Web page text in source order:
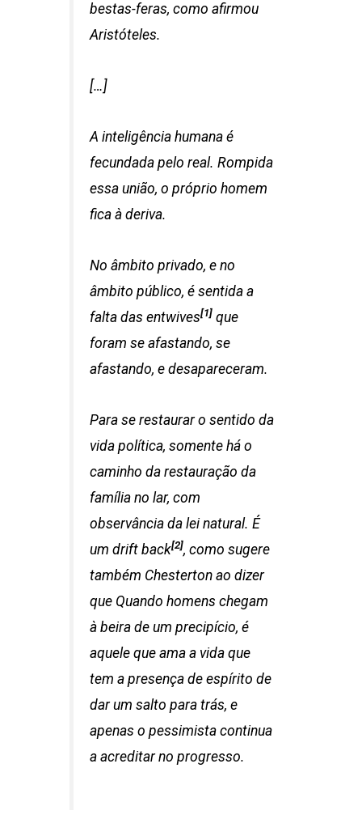
bestas-feras, como afirmou
Aristóteles.
[…]
A inteligência humana é
fecundada pelo real. Rompida
essa união, o próprio homem
fica à deriva.
No âmbito privado, e no
âmbito público, é sentida a
falta dasentwives[1] que
foram se afastando, se
afastando, e desapareceram.
Para se restaurar o sentido da
vida política, somente há o
caminho da restauração da
família no lar, com
observância da lei natural. É
umdrift back[2], como sugere
também Chesterton ao dizer
que Quando homens chegam
à beira de um precipício, é
aquele que ama a vida que
tem a presença de espírito de
dar um salto para trás, e
apenas o pessimista continua
a acreditar no progresso.